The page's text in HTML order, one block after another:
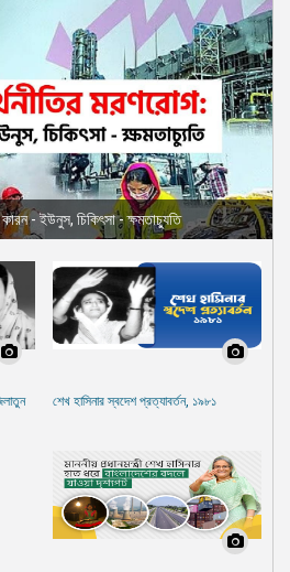
- ইউনুস, চিকিৎসা - ক্ষমতাচ্যুতি
শেখ হাসিনার স্বদেশ প্রত্যাবর্তন, ১৯৮১